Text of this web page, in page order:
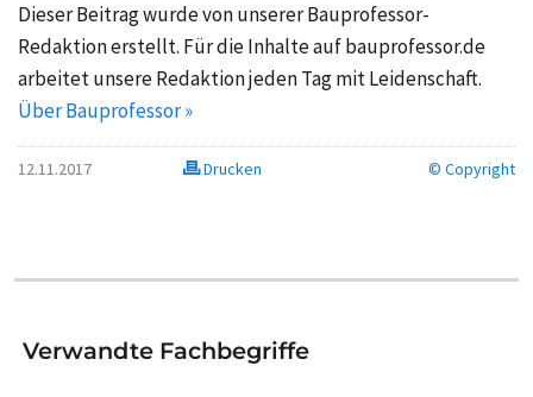
Dieser Beitrag wurde von unserer Bauprofessor-
Redaktion erstellt. Für die Inhalte auf bauprofessor.de
arbeitet unsere Redaktion jeden Tag mit Leidenschaft.
Über Bauprofessor »
12.11.2017 Drucken © Copyright
Verwandte Fachbegriffe